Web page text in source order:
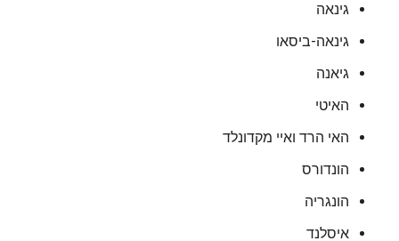
גינאה
גינאה-ביסאו
גיאנה
האיטי
האי הרד ואיי מקדונלד
הונדורס
הונגריה
איסלנד